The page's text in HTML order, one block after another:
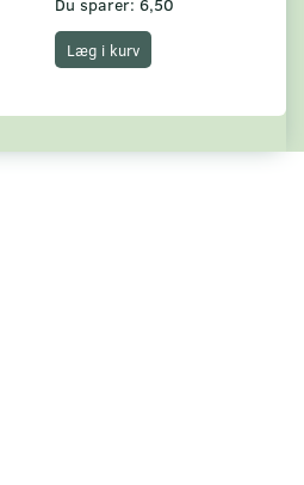
Læg i kurv